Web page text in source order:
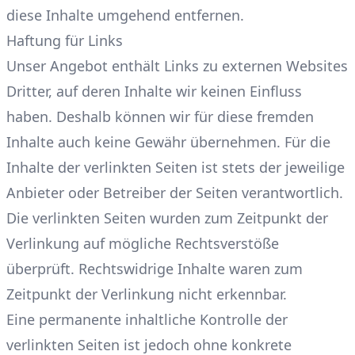
diese Inhalte umgehend entfernen.
Haftung für Links
Unser Angebot enthält Links zu externen Websites
Dritter, auf deren Inhalte wir keinen Einfluss
haben. Deshalb können wir für diese fremden
Inhalte auch keine Gewähr übernehmen. Für die
Inhalte der verlinkten Seiten ist stets der jeweilige
Anbieter oder Betreiber der Seiten verantwortlich.
Die verlinkten Seiten wurden zum Zeitpunkt der
Verlinkung auf mögliche Rechtsverstöße
überprüft. Rechtswidrige Inhalte waren zum
Zeitpunkt der Verlinkung nicht erkennbar.
Eine permanente inhaltliche Kontrolle der
verlinkten Seiten ist jedoch ohne konkrete